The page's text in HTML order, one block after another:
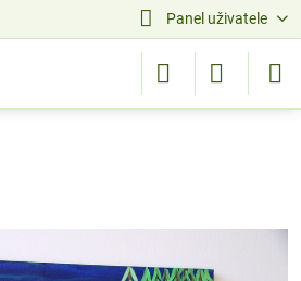
Panel uživatele